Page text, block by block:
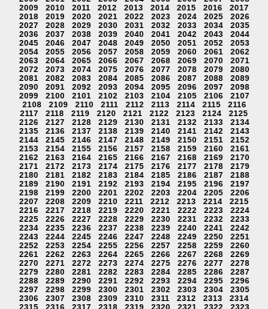
2009
2010 2011 2012 2013 2014 2015 2016
2017
2018
2019 2020 2021 2022 2023 2024 2025
2026
2027
2028 2029 2030 2031 2032 2033 2034
2035
2036
2037 2038 2039 2040 2041 2042 2043
2044
2045
2046 2047 2048 2049 2050 2051 2052
2053
2054
2055 2056 2057 2058 2059 2060 2061
2062
2063
2064 2065 2066 2067 2068 2069 2070
2071
2072
2073 2074 2075 2076 2077 2078 2079
2080
2081
2082 2083 2084 2085 2086 2087 2088
2089
2090
2091 2092 2093 2094 2095 2096 2097
2098
2099
2100 2101 2102 2103 2104 2105 2106
2107
2108
2109 2110 2111 2112 2113 2114 2115
2116
2117
2118 2119 2120 2121 2122 2123 2124
2125
2126
2127 2128 2129 2130 2131 2132 2133
2134
2135
2136 2137 2138 2139 2140 2141 2142
2143
2144
2145 2146 2147 2148 2149 2150 2151
2152
2153
2154 2155 2156 2157 2158 2159 2160
2161
2162
2163 2164 2165 2166 2167 2168 2169
2170
2171
2172 2173 2174 2175 2176 2177 2178
2179
2180
2181 2182 2183 2184 2185 2186 2187
2188
2189
2190 2191 2192 2193 2194 2195 2196
2197
2198
2199 2200 2201 2202 2203 2204 2205
2206
2207
2208 2209 2210 2211 2212 2213 2214
2215
2216
2217 2218 2219 2220 2221 2222 2223
2224
2225
2226 2227 2228 2229 2230 2231 2232
2233
2234
2235 2236 2237 2238 2239 2240 2241
2242
2243
2244 2245 2246 2247 2248 2249 2250
2251
2252
2253 2254 2255 2256 2257 2258 2259
2260
2261
2262 2263 2264 2265 2266 2267 2268
2269
2270
2271 2272 2273 2274 2275 2276 2277
2278
2279
2280 2281 2282 2283 2284 2285 2286
2287
2288
2289 2290 2291 2292 2293 2294 2295
2296
2297
2298 2299 2300 2301 2302 2303 2304
2305
2306
2307 2308 2309 2310 2311 2312 2313
2314